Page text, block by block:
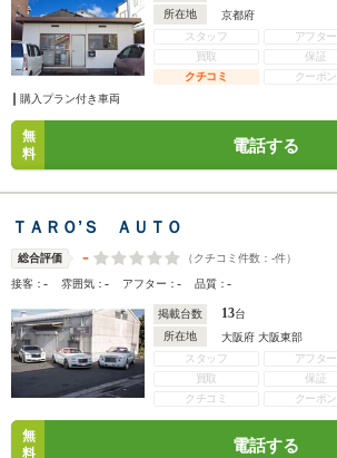
所在地
京都府
スタッフ
アフター
買取
保証
クチコミ
クーポン
購入プラン付き車両
無
料
電話する
ＴＡＲＯ’Ｓ ＡＵＴＯ
総合評価 - （クチコミ件数： -件）
接客：- 雰囲気：- アフター：- 品質：-
掲載台数 13台
所在地
大阪府 大阪東部
スタッフ
アフター
買取
保証
クチコミ
クーポン
無
料
電話する